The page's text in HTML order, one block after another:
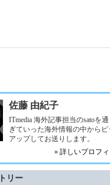
佐藤 由紀子
ITmedia 海外記事担当のsatoを
ぎていった海外情報の中からピ
アップしてお送りします。
» 詳しいプロフ
リー